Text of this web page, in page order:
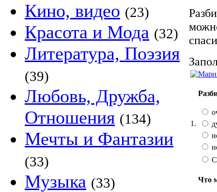
Кино, видео (23)
Красота и Мода (32)
Литература, Поэзия
(39)
Любовь, Дружба,
Отношения (134)
Мечты и Фантазии
(33)
Музыка (33)
1.
Что